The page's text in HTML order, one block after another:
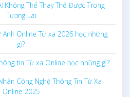
Không Thể Thay Thế Được Trong
Tương Lai
Anh Online Từ xa 2026 học những
gì?
tin Từ xa Online học những gì?
Công Nghệ Thông Tin Từ Xa
Online 2025